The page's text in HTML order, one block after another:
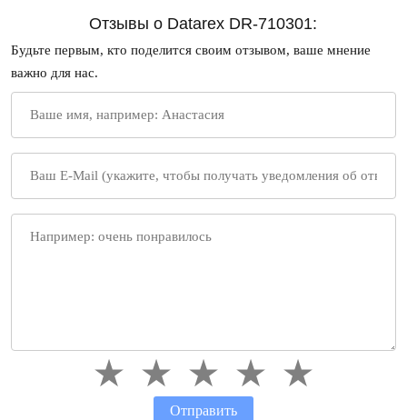
Отзывы о Datarex DR-710301:
Будьте первым, кто поделится своим отзывом, ваше мнение
важно для нас.
Отправить